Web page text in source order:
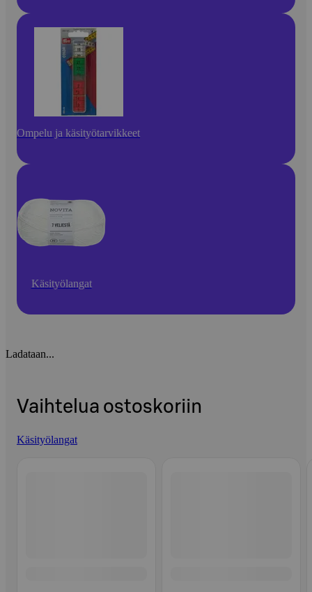
Ompelu ja käsityötarvikkeet
Käsityölangat
Ladataan...
Vaihtelua ostoskoriin
Käsityölangat